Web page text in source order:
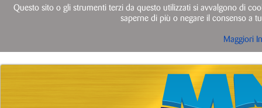
Questo sito o gli strumenti terzi da questo utilizzati si avvalgono di
saperne di più o negare il consenso a
Maggiori